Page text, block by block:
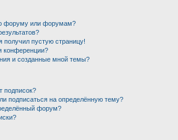
форуму или форумам?
получил пустую страницу!
конференции?
и созданные мной темы?
подписок?
подписаться на определённую тему?
форум?